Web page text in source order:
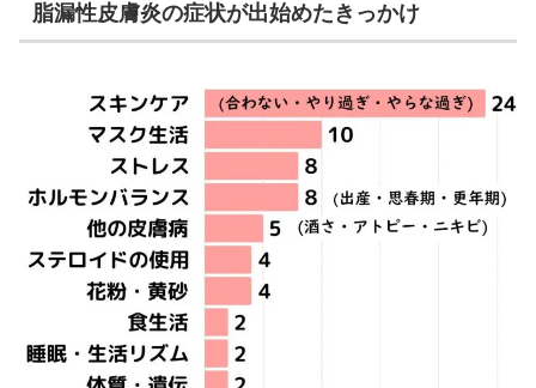
脂漏性皮膚炎の症状が出始めたきっかけ